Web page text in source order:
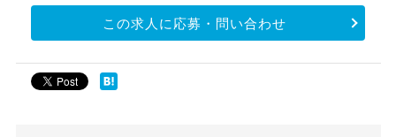
この求人に応募・問い合わせ